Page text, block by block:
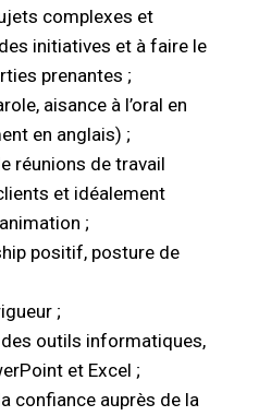
complexes et
initiatives et à faire le
prenantes ;
aisance à l’oral en
en anglais) ;
réunions de travail
et idéalement
;
positif, posture de
;
outils informatiques,
et Excel ;
confiance auprès de la